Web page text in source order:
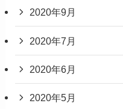
2020年9月
2020年7月
2020年6月
2020年5月